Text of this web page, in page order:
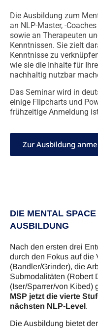
Die Ausbildung zum
an NLP-Master, -
sowie an Therapeuten
Kenntnissen. Sie zielt
Kenntnisse zu
wie sie die Inhalte für
nachhaltig nutzbar
Das Seminar wird in
einige Flipcharts und
frühzeitige Anmeldung
Zur Ausbildung
DIE MENTAL
AUSBILDUNG
Nach den ersten drei
durch den Fokus auf die
(Bandler/Grinder), die
Submodalitäten (Robert
(Iser/Sparrer/von Kibed)
MSP jetzt die vierte
nächsten NLP-Level.
Die Ausbildung bietet